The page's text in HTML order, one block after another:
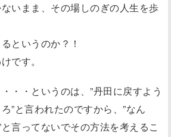
いまま、その場しのぎの人生を歩
というのか？！
です。
・・というのは、”丹田に戻すよう
”と言われたのですから、”なん
と言ってないでその方法を考えるこ